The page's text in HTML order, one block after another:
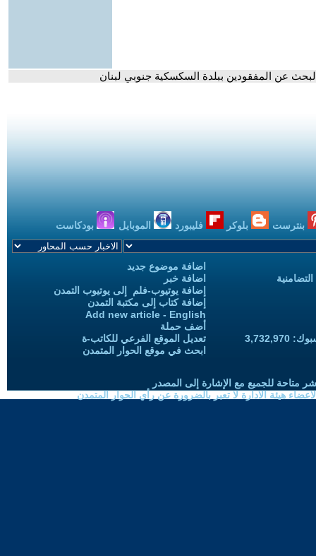
عن المفقودين ببلدة السكسكية جنوبي لبنان
بنترست بلوكر فليبورد الموبايل بودكاست
اضافة موضوع جديد
اضافة خبر
إضافة يوتيوب-فلم إلى يوتيوب التمدن
إضافة كتاب إلى مكتبة التمدن
Add new article - English
أضف حملة
تعديل الموقع الفرعي للكاتب-ة
ابحث في موقع الحوار المتمدن
متاحة للجميع مع الإشارة إلى المصدر
هيئة الادارة لا تعبر بالضرورة عن رأي الحوار المتمدن